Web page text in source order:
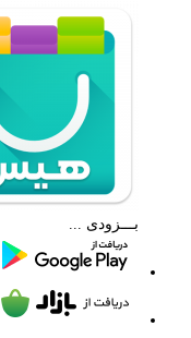
بـــزودی ...